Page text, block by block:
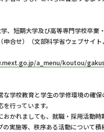
学、短期大学及び高等専門学校卒業
申合せ）（文部科学省ウェブサイト
a_menu/koutou/
学校教育と学生の学修環境の確
行っています。
かれましても、就職・採用活動時
の実施等、秩序ある活動について